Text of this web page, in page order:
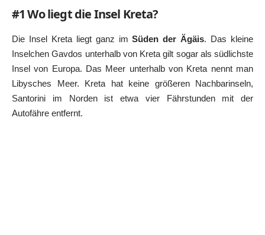
#1 Wo liegt die Insel Kreta?
Die Insel Kreta liegt ganz imSüden der Ägäis. Das kleine
Inselchen Gavdos unterhalb von Kreta gilt sogar als südlichste
Insel von Europa. Das Meer unterhalb von Kreta nennt man
Libysches Meer. Kreta hat keine größeren Nachbarinseln,
Santorini im Norden ist etwa vier Fährstunden mit der
Autofähre entfernt.